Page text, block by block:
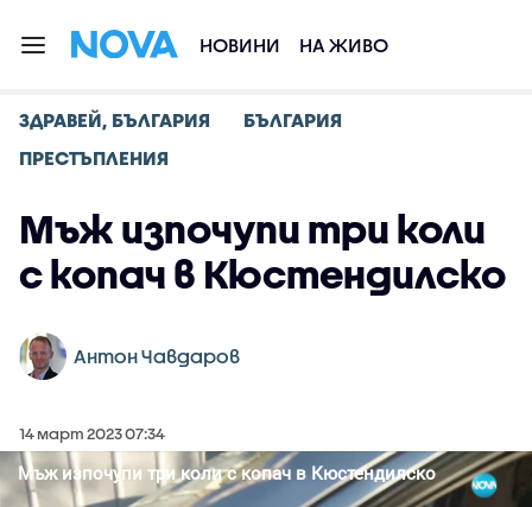
НОВИНИ НА ЖИВО
ЗДРАВЕЙ, БЪЛГАРИЯ
БЪЛГАРИЯ
ПРЕСТЪПЛЕНИЯ
Мъж изпочупи три коли
с копач в Кюстендилско
Антон Чавдаров
14 март 2023 07:34